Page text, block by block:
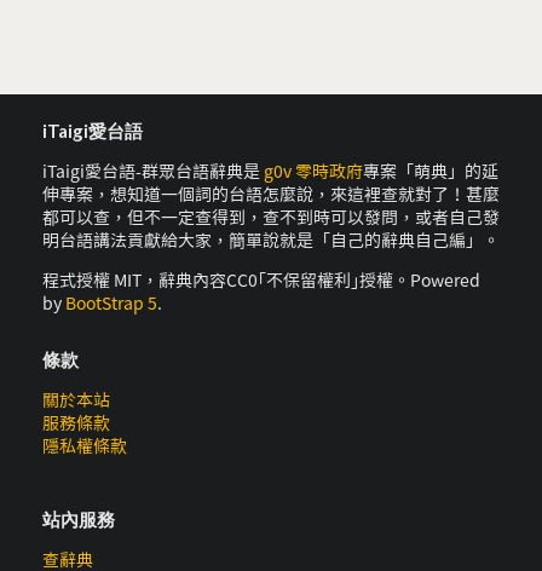
iTaigi愛台語
iTaigi愛台語-群眾台語辭典是 g0v 零時政府專案「萌典」的延
伸專案，想知道一個詞的台語怎麼說，來這裡查就對了！甚麼
都可以查，但不一定查得到，查不到時可以發問，或者自己發
明台語講法貢獻給大家，簡單說就是「自己的辭典自己編」。
程式授權 MIT，辭典內容CC0｢不保留權利｣授權。Powered
by BootStrap 5.
條款
關於本站
服務條款
隱私權條款
站內服務
查辭典